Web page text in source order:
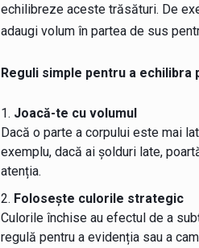
echilibreze aceste trăsături. De
adaugi volum în partea de sus
Reguli simple pentru a echilibra
Joacă-te cu volumul
Dacă o parte a corpului este mai
exemplu, dacă ai șolduri late,
atenția.
Folosește culorile strategic
Culorile închise au efectul de a
regulă pentru a evidenția sau a